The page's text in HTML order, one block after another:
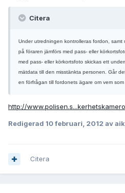
Citera
Under utredningen kontrolleras fordon, samt
på föraren jämförs med pass- eller
med pass- eller körkortsfoto skickas ett
mätdata till den misstänkta personen. Går
en förfrågan till fordonets ägare om vem
http://
Redigerad 10 februari, 2012 av
Citera